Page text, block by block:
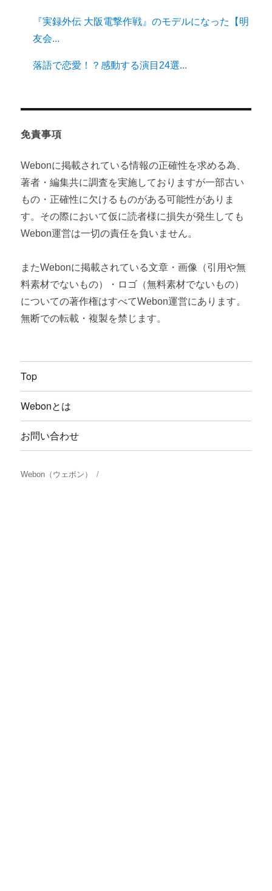
『実録外伝 大阪電撃作戦』のモデルになった【明
友会...
落語で恋愛！？感動する演目24選...
免責事項
Webonに掲載されている情報の正確性を求める為、
著者・編集共に調査を実施しておりますが一部古い
もの・正確性に欠けるものがある可能性がありま
す。その際において仮に読者様に損失が発生しても
Webon運営は一切の責任を負いません。
またWebonに掲載されている文章・画像（引用や無
料素材でないもの）・ロゴ（無料素材でないもの）
についての著作権はすべてWebon運営にあります。
無断での転載・複製を禁じます。
Top
Webonとは
お問い合わせ
Webon（ウェボン）